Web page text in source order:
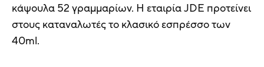
κάψουλα 52 γραμμαρίων. Η εταιρία JDE προτείνει
στους καταναλωτές το κλασικό εσπρέσσο των
40ml.